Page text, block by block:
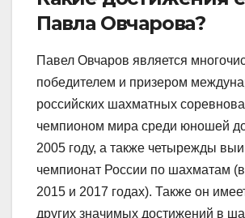
Павла Овчарова?
Павел Овчаров является
победителем и призером
российских шахматных
чемпионом мира среди юношей
2005 году, а также четырежды
чемпионат России по шахматам
2015 и 2017 годах). Также он
других значимых достижений в